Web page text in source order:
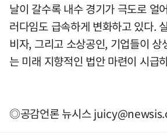
날이 갈수록 내수 경기가 극도로 얼
러다임도 급속하게 변화하고 있다.
비자, 그리고 소상공인, 기업들이 상
는 미래 지향적인 법안 마련이 시급
◎공감언론 뉴시스